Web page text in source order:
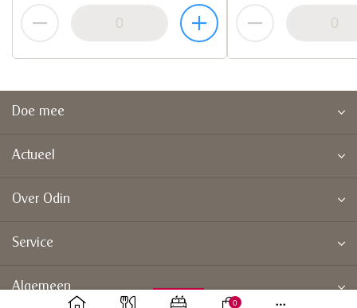
Doe mee
Actueel
Over Odin
Service
Algemeen
0